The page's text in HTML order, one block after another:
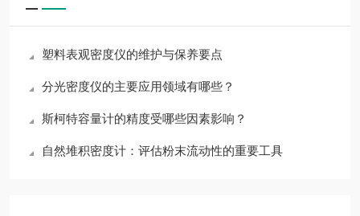
塑料表观密度仪的维护与保养要点
分光密度仪的主要应用领域有哪些？
斯柯特容量计的精度受哪些因素影响？
自然堆积密度计：评估粉末流动性的重要工具